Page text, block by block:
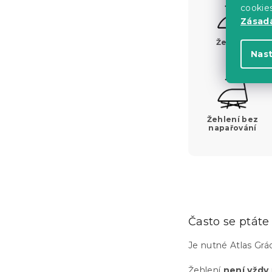
Žehlení
Žehlení bez
napařování
Často se ptáte
Je nutné Atlas